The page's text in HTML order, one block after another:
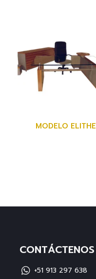
MODELO ELITHE
CONTÁCTENOS
+51 913 297 638